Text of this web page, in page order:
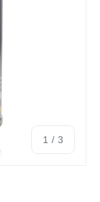
1 / din
3